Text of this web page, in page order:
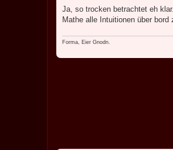
Ja, so trocken betrachtet eh
Mathe alle Intuitionen über
Forma, Eier Gnodn.